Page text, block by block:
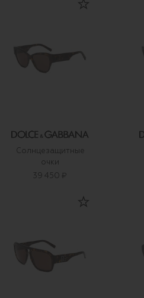
Солнцезащитные
очки
39 450 ₽